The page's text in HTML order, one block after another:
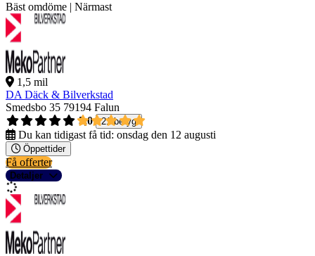
Bäst omdöme | Närmast
1,5 mil
DA Däck & Bilverkstad
Smedsbo 35 79194 Falun
5,0
21 betyg
Du kan tidigast få tid: onsdag den 12 augusti
Öppettider
Få offerter
Detaljer